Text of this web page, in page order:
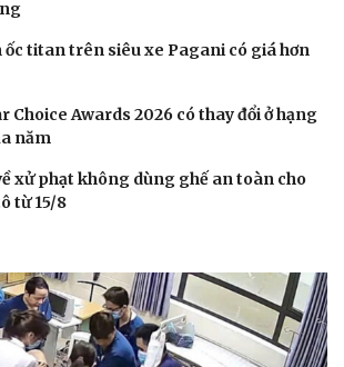
ốc titan trên siêu xe Pagani có giá hơn
Choice Awards 2026 có thay đổi ở hạng
năm
xử phạt không dùng ghế an toàn cho
từ 15/8